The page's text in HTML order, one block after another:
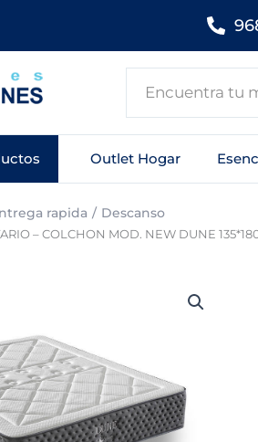
Outlet Hogar
rapida Descanso
– COLCHON MOD. NEW DUNE